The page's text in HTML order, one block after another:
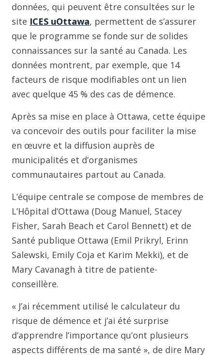
données, qui peuvent être consultées sur le
site ICES uOttawa, permettent de s’assurer
que le programme se fonde sur de solides
connaissances sur la santé au Canada. Les
données montrent, par exemple, que 14
facteurs de risque modifiables ont un lien
avec quelque 45 % des cas de démence.
Après sa mise en place à Ottawa, cette équipe
va concevoir des outils pour faciliter la mise
en œuvre et la diffusion auprès de
municipalités et d’organismes
communautaires partout au Canada.
L’équipe centrale se compose de membres de
L’Hôpital d’Ottawa (Doug Manuel, Stacey
Fisher, Sarah Beach et Carol Bennett) et de
Santé publique Ottawa (Emil Prikryl, Erinn
Salewski, Emily Coja et Karim Mekki), et de
Mary Cavanagh à titre de patiente-
conseillère.
« J’ai récemment utilisé le calculateur du
risque de démence et j’ai été surprise
d’apprendre l’importance qu’ont plusieurs
aspects différents de ma santé », de dire Mary